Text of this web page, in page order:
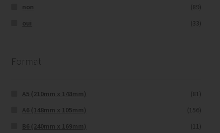
non
(89)
oui
(33)
Format
A5 (210mm x 148mm)
(81)
A6 (148mm x 105mm)
(156)
B6 (240mm x 169mm)
(11)